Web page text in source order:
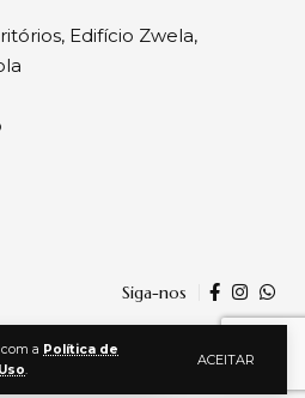
a Política de
.
ACEITAR
Edifício Zwela,
Siga-nos
direitos reservados | By